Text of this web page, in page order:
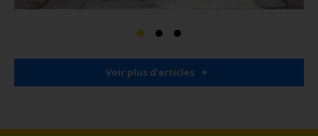
Voir plus d'articles